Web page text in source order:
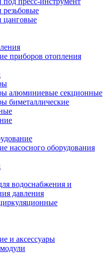
цанговые
приборов отопления
алюминиевые секционные
биметаллические
насосного оборудования
водоснабжения и
давления
и аксессуары